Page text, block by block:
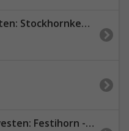
BernerOberland
Festihorn - Barrhorn